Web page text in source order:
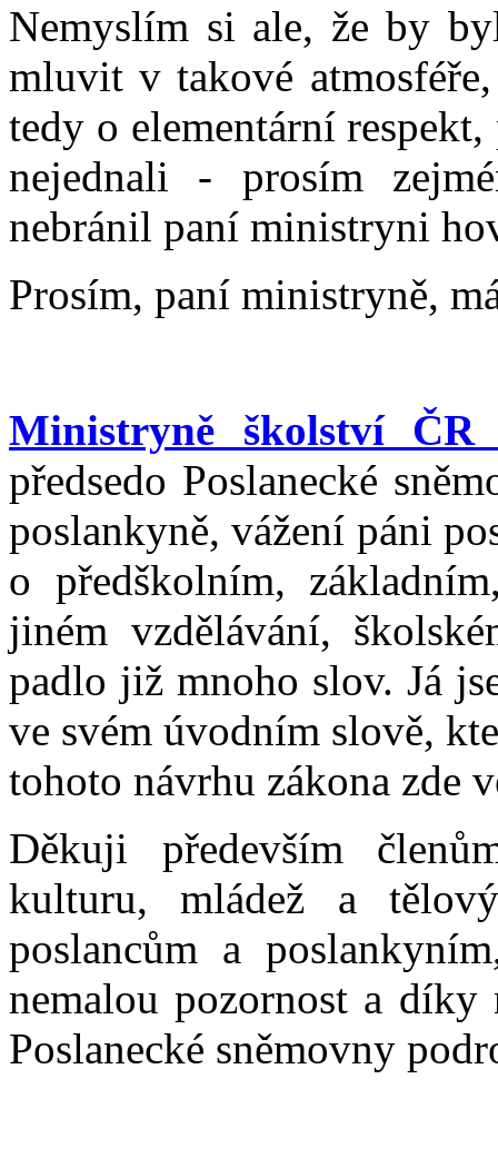
Nemyslím si ale, že by
mluvit v takové
tedy o elementární
nejednali - prosím
nebránil paní ministryni
Prosím, paní ministryně,
Ministryně školství ČR
předsedo Poslanecké
poslankyně, vážení páni
o předškolním,
jiném vzdělávání,
padlo již mnoho slov. Já
ve svém úvodním slově,
tohoto návrhu zákona zde
Děkuji především
kulturu, mládež a
poslancům a
nemalou pozornost a
Poslanecké sněmovny